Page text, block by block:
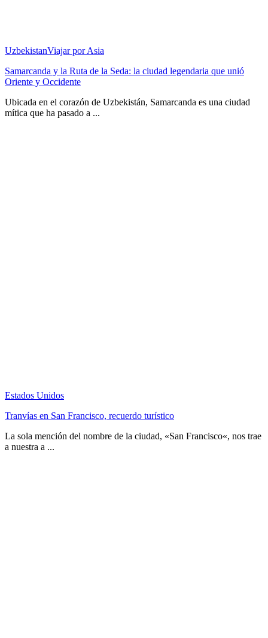
UzbekistanViajar por Asia
Samarcanda y la Ruta de la Seda: la ciudad legendaria que unió
Oriente y Occidente
Ubicada en el corazón de Uzbekistán, Samarcanda es una ciudad
mítica que ha pasado a ...
Estados Unidos
Tranvías en San Francisco, recuerdo turístico
La sola mención del nombre de la ciudad, «San Francisco«, nos trae
a nuestra a ...